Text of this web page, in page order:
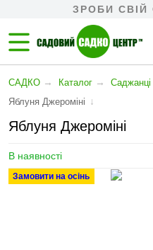
ЗРОБИ
САДКО → Каталог →
Яблуня Джероміні ↓
Яблуня Джероміні
В наявності
Замовити на осінь